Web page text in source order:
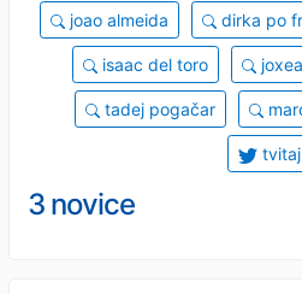
joao almeida dirka po
isaac del toro
tadej pogačar
tvitaj
3 novice